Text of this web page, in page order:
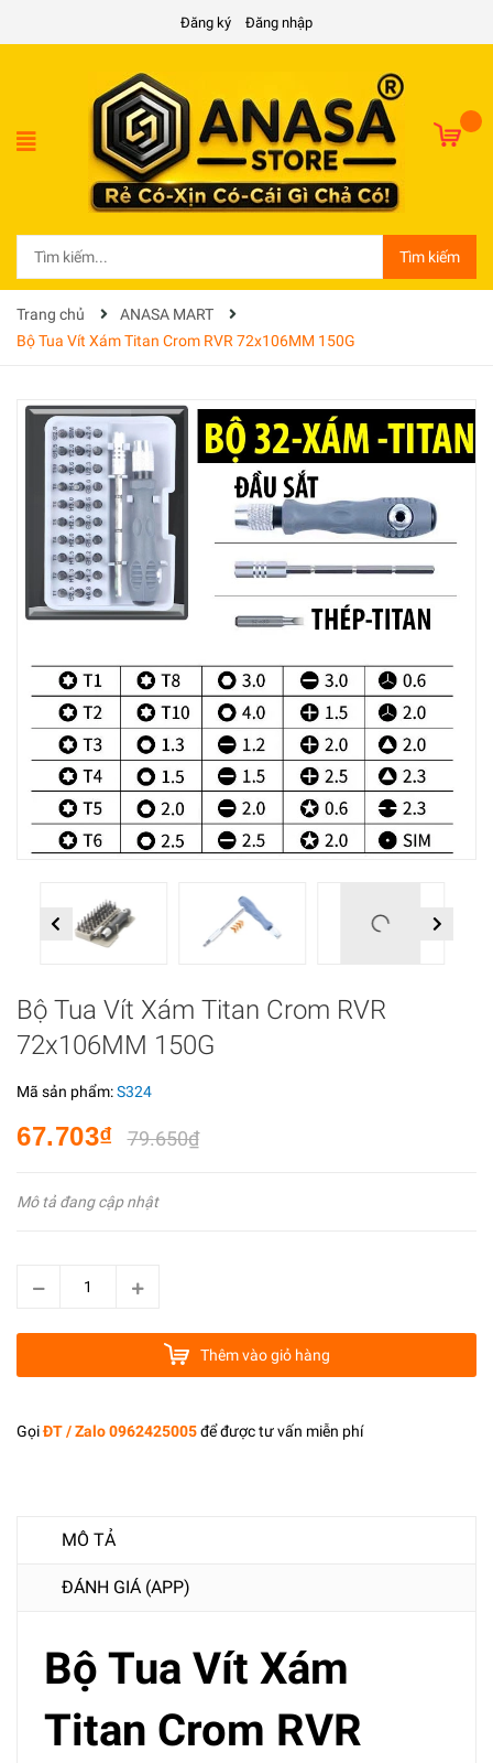
Đăng ký Đăng nhập
Tìm kiếm
Trang chủ
ANASA MART
Bộ Tua Vít Xám Titan Crom RVR 72x106MM 150G
Previous Next
Bộ Tua Vít Xám Titan Crom RVR
72x106MM 150G
Mã sản phẩm:S324
67.703₫ 79.650₫
Mô tả đang cập nhật
Thêm vào giỏ hàng
GọiĐT / Zalo 0962425005để được tư vấn miễn phí
MÔ TẢ
ĐÁNH GIÁ (APP)
Bộ Tua Vít Xám
Titan Crom RVR